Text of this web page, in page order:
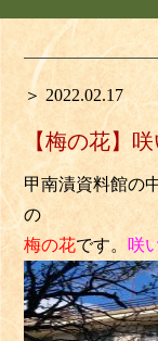
＞ 2022.02.17
【梅の花】
甲南漬資料館の
の
梅の花です。 咲